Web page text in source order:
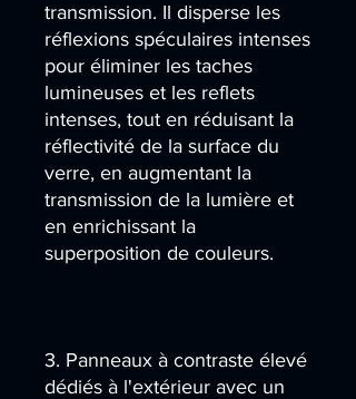
transmission. Il disperse les
réflexions spéculaires intenses
pour éliminer les taches
lumineuses et les reflets
intenses, tout en réduisant la
réflectivité de la surface du
verre, en augmentant la
transmission de la lumière et
en enrichissant la
superposition de couleurs.
3. Panneaux à contraste élevé
dédiés à l'extérieur avec un